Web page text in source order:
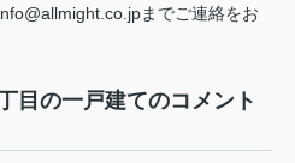
までご連絡をお
目の一戸建てのコメント